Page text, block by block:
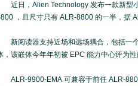
近日，Alien Technology 发布一款新型小
，且尺寸只有 ALR-8800 的一半，据
新阅读器支持近场和远场耦合，包括一
，该嵌体今年年初被 EPC 能力中心评为
ALR-9900-EMA 可兼容于前任 ALR-